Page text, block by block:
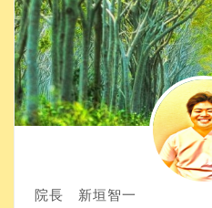
院長 新垣智一